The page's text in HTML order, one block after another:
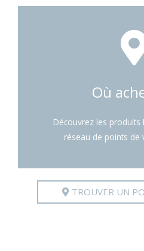
Où
Découvrez les
réseau de points de
TROUVER UN